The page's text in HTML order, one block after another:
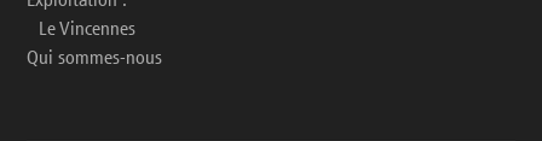
Le Vincennes
Qui sommes-nous